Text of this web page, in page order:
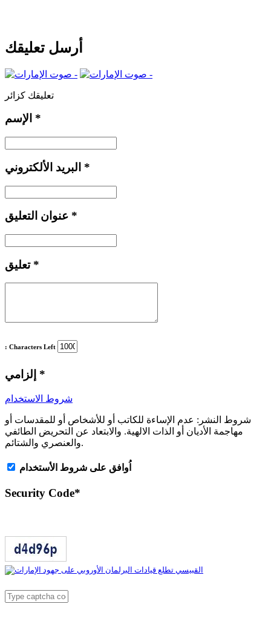
أرسل تعليقك
تعليقك كزائر
*
*
*
تعليق *
: Characters Left
*
شروط الاستخدام
شروط النشر: عدم الإساءة للكاتب أو للأشخاص أو للمقدسات أو
مهاجمة الأديان أو الذات الالهية. والابتعاد عن التحريض الطائفي
والعنصري والشتائم.
اُوافق على شروط الأستخدام
Security Code*